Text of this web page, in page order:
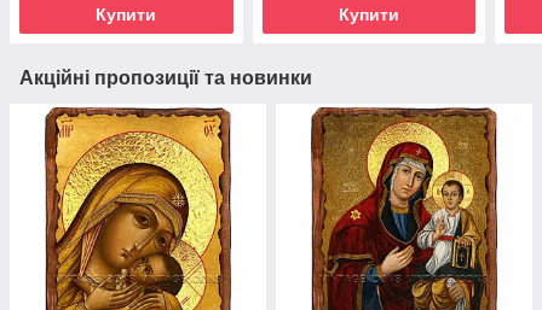
Купити Купити
Акційні пропозиції та новинки